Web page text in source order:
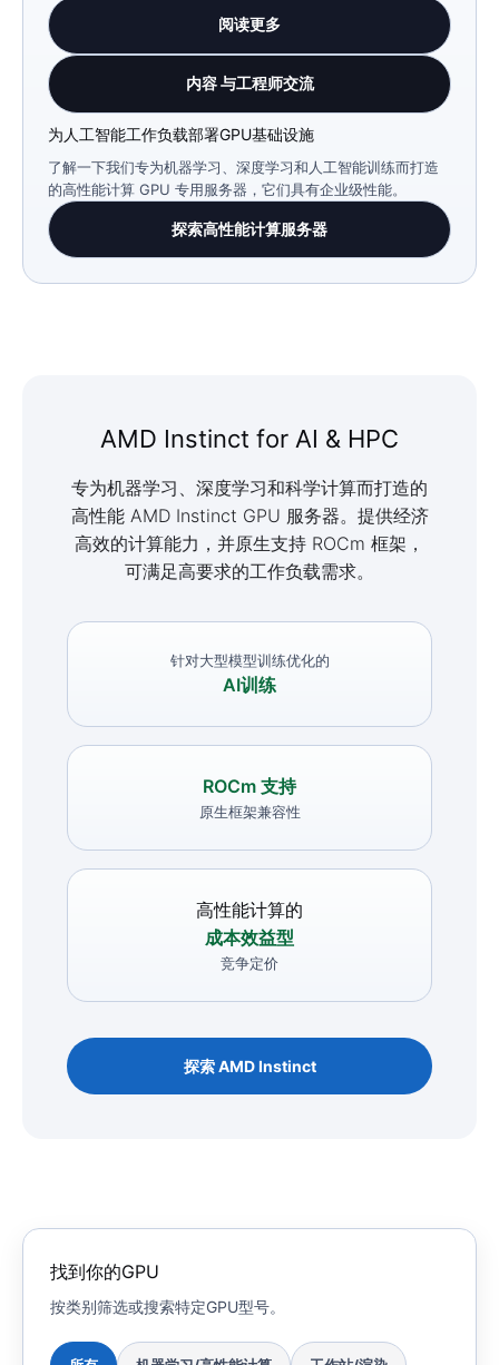
阅读更多
内容 与工程师交流
为人工智能工作负载部署GPU基础设施
了解一下我们专为机器学习、深度学习和人工智能训练而打造
的高性能计算 GPU 专用服务器，它们具有企业级性能。
探索高性能计算服务器
AMD Instinct for AI & HPC
专为机器学习、深度学习和科学计算而打造的
高性能 AMD Instinct GPU 服务器。提供经济
高效的计算能力，并原生支持 ROCm 框架，
可满足高要求的工作负载需求。
针对大型模型训练优化的
AI训练
ROCm 支持
原生框架兼容性
高性能计算的
成本效益型
竞争定价
探索 AMD Instinct
找到你的GPU
按类别筛选或搜索特定GPU型号。